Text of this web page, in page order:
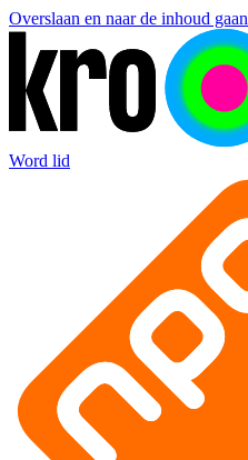
Overslaan en naar de inhoud gaan
Word lid